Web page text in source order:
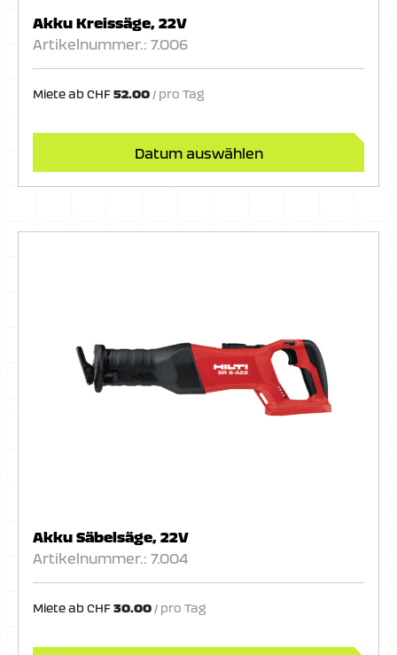
Akku Kreissäge, 22V
Artikelnummer.: 7.006
Miete abCHF52.00
Datum auswählen
Akku Säbelsäge, 22V
Artikelnummer.: 7.004
Miete abCHF30.00